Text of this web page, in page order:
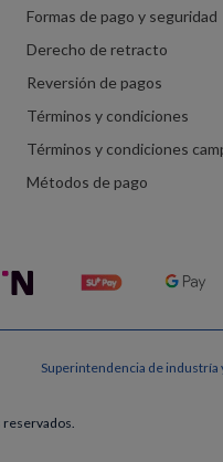
Formas de pago y seguridad
Derecho de retracto
Reversión de pagos
Términos y condiciones
Términos y condiciones
Métodos de pago
Superintendencia de industría
reservados.